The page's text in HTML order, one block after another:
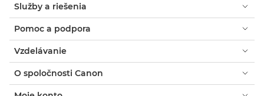
Služby a riešenia
Pomoc a podpora
Vzdelávanie
O spoločnosti Canon